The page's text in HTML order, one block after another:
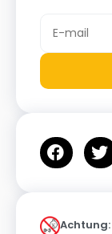
Achtung: